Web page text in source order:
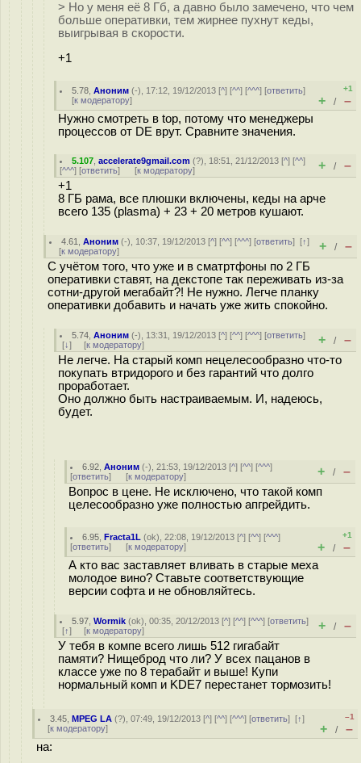
> Но у меня её 8 Гб, а давно было замечено, что чем
больше оперативки, тем жирнее пухнут кеды,
выигрывая в скорости.
+1
5.78 ,Аноним (-), 17:12, 19/12/2013 [^] [^^] [^^^] [ответить]
[к модератору]
+1
+ / –
Нужно смотреть в top, потому что менеджеры
процессов от DE врут. Сравните значения.
5.107 ,accelerate9gmail.com (?), 18:51, 21/12/2013 [^] [^^]
[^^^] [ответить] [к модератору] + / –
+1
8 ГБ рама, все плюшки включены, кеды на арче
всего 135 (plasma) + 23 + 20 метров кушают.
4.61 ,Аноним (-), 10:37, 19/12/2013 [^] [^^] [^^^] [ответить][↑]
[к модератору] + / –
С учётом того, что уже и в сматртфоны по 2 ГБ
оперативки ставят, на декстопе так переживать из-за
сотни-другой мегабайт?! Не нужно. Легче планку
оперативки добавить и начать уже жить спокойно.
5.74 ,Аноним (-), 13:31, 19/12/2013 [^] [^^] [^^^] [ответить]
[↓] [к модератору] + / –
Не легче. На старый комп нецелесообразно что-то
покупать втридорого и без гарантий что долго
проработает.
Оно должно быть настраиваемым. И, надеюсь,
будет.
6.92 ,Аноним (-), 21:53, 19/12/2013 [^] [^^] [^^^]
[ответить] [к модератору] + / –
Вопрос в цене. Не исключено, что такой комп
целесообразно уже полностью апгрейдить.
6.95 ,Fracta1L (ok), 22:08, 19/12/2013 [^] [^^] [^^^]
[ответить] [к модератору]
+1
+ / –
А кто вас заставляет вливать в старые меха
молодое вино? Ставьте соответствующие
версии софта и не обновляйтесь.
5.97 ,Wormik (ok), 00:35, 20/12/2013 [^] [^^] [^^^] [ответить]
[↑] [к модератору] + / –
У тебя в компе всего лишь 512 гигабайт
памяти? Нищеброд что ли? У всех пацанов в
классе уже по 8 терабайт и выше! Купи
нормальный комп и KDE7 перестанет тормозить!
3.45 ,MPEG LA (?), 07:49, 19/12/2013 [^] [^^] [^^^] [ответить][↑]
[к модератору]
–1
+ / –
на: